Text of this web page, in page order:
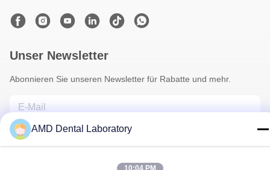
Unser Newsletter
Abonnieren Sie unseren Newsletter für Rabatte und mehr.
AMD Dental Laboratory
10:04 PM